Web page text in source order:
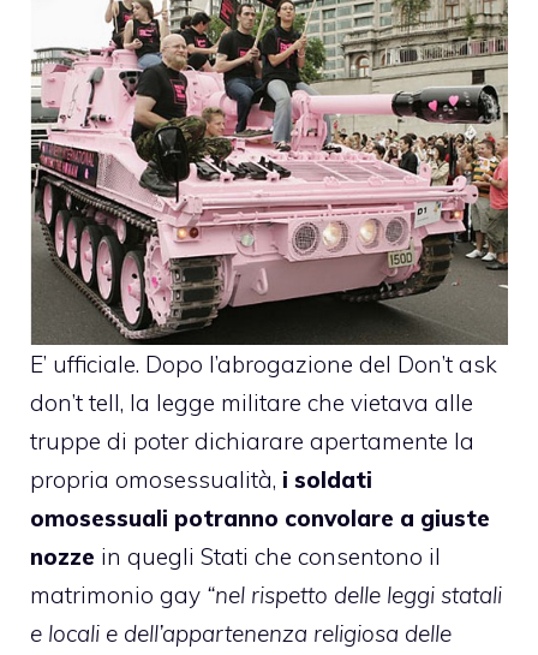
E’ ufficiale. Dopo l’abrogazione del Don’t ask
don’t tell, la legge militare che vietava alle
truppe di poter dichiarare apertamente la
propria omosessualità, i soldati
omosessuali potranno convolare a giuste
nozze in quegli Stati che consentono il
matrimonio gay “nel rispetto delle leggi statali
e locali e dell’appartenenza religiosa delle